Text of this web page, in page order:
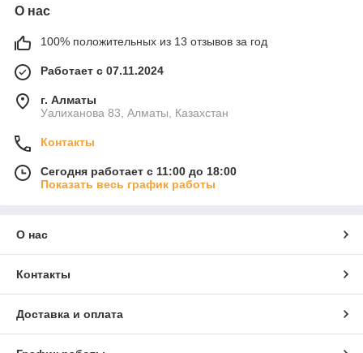
О нас
100% положительных из 13 отзывов за год
Работает с 07.11.2024
г. Алматы
Уалиханова 83, Алматы, Казахстан
Контакты
Сегодня работает с 11:00 до 18:00
Показать весь график работы
О нас
Контакты
Доставка и оплата